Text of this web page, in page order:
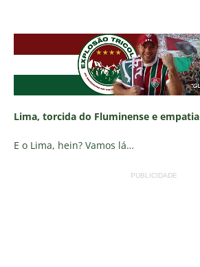
Lima, torcida do Fluminense e empatia
E o Lima, hein? Vamos lá…
PUBLICIDADE